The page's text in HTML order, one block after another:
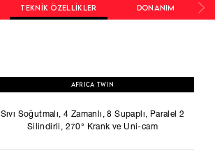
TEKNIK ÖZELLIKLER DONANIM
AFRICA TWIN
Sıvı Soğutmalı, 4 Zamanlı, 8 Supaplı, Paralel 2
Silindirli, 270° Krank ve Uni-cam